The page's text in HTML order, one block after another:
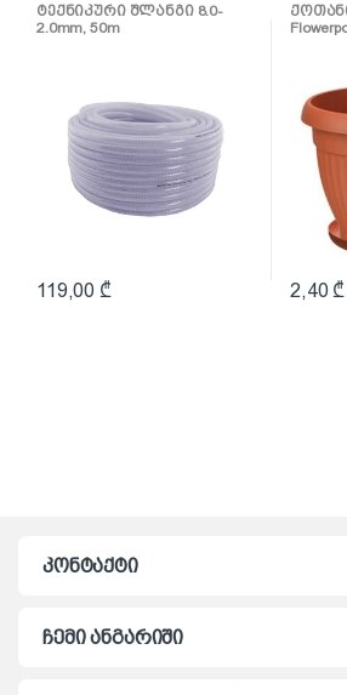
ტექნიკური შლანგი 8.0-
2.0mm, 50m
119,00 ₾ 2,40 ₾
კონტაქტი
ჩემი ანგარიში